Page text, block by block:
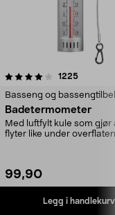
1225
Basseng og
Badetermometer
Med luftfylt kule som gjør
flyter like under
99,90
Legg i handlekurv
5.0 av 5 stjerner